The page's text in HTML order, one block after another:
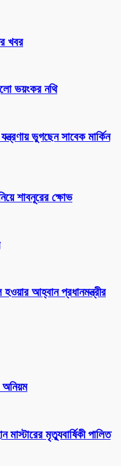
খবর
ভয়ংকর নথি
ভুগছেন সাবেক মার্কিন
শাবনূরের ক্ষোভ
আহ্বান প্রধানমন্ত্রীর
মাস্টারের মৃত্যুবার্ষিকী পালিত